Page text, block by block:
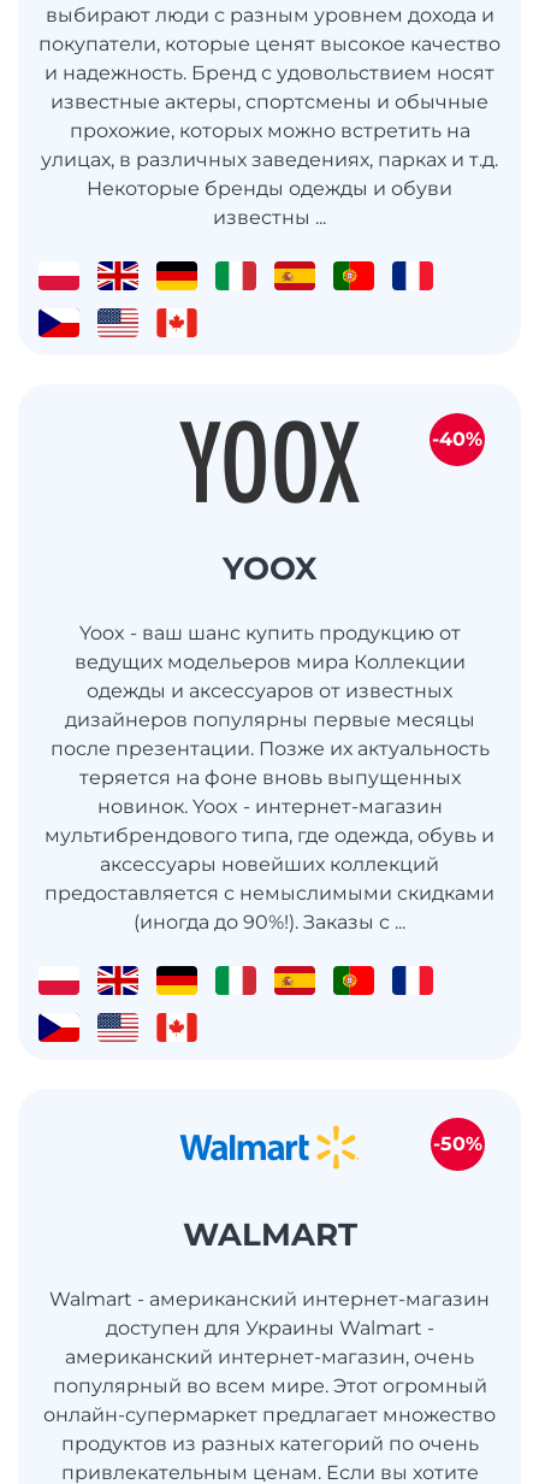
выбирают люди с разным уровнем дохода и
покупатели, которые ценят высокое качество
и надежность. Бренд с удовольствием носят
известные актеры, спортсмены и обычные
прохожие, которых можно встретить на
улицах, в различных заведениях, парках и т.д.
Некоторые бренды одежды и обуви
известны ...
YOOX
Yoox - ваш шанс купить продукцию от
ведущих модельеров мира Коллекции
одежды и аксессуаров от известных
дизайнеров популярны первые месяцы
после презентации. Позже их актуальность
теряется на фоне вновь выпущенных
новинок. Yoox - интернет-магазин
мультибрендового типа, где одежда, обувь и
аксессуары новейших коллекций
предоставляется с немыслимыми скидками
(иногда до 90%!). Заказы с ...
-40%
WALMART
Walmart - американский интернет-магазин
доступен для Украины Walmart -
американский интернет-магазин, очень
популярный во всем мире. Этот огромный
онлайн-супермаркет предлагает множество
продуктов из разных категорий по очень
привлекательным ценам. Если вы хотите
-50%